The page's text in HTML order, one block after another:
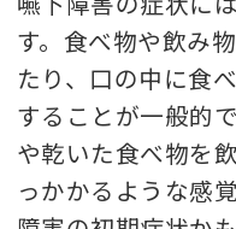
す。食べ物や飲み
たり、口の中に食
することが一般的
や乾いた食べ物を
っかかるような感